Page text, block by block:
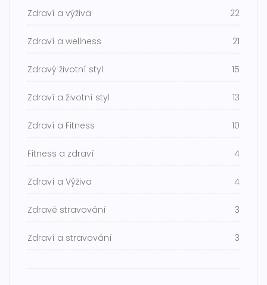
Zdraví a výživa 22
Zdraví a wellness 21
Zdravý životní styl 15
Zdraví a životní styl 13
Zdraví a Fitness 10
Fitness a zdraví 4
Zdraví a Výživa 4
Zdravé stravování 3
Zdraví a stravování 3